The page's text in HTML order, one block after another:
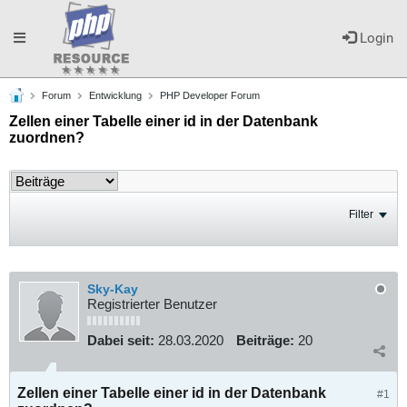
Login
Toggle
navigation
Forum Entwicklung PHP Developer Forum
Zellen einer Tabelle einer id in der Datenbank
zuordnen?
Filter
Sky-Kay
Registrierter Benutzer
Dabei seit: 28.03.2020 Beiträge: 20
#1
Zellen einer Tabelle einer id in der Datenbank